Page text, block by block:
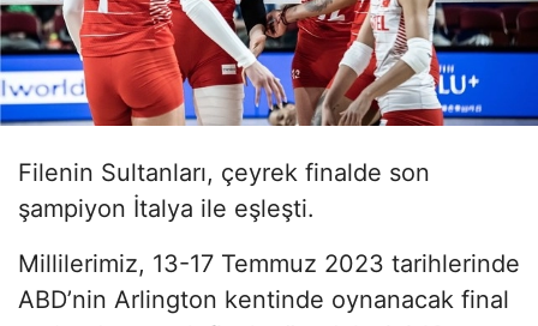
Filenin Sultanları, çeyrek finalde son
şampiyon İtalya ile eşleşti.
Millilerimiz, 13-17 Temmuz 2023 tarihlerinde
ABD’nin Arlington kentinde oynanacak final